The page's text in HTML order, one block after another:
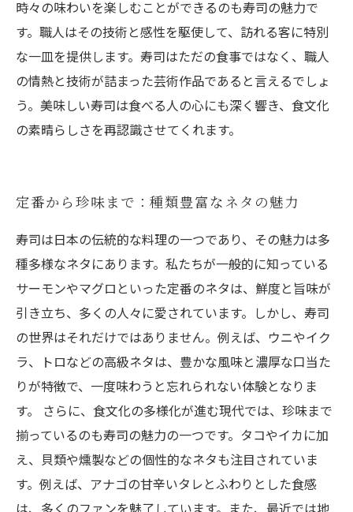
時々の味わいを楽しむことができるのも寿司の魅力で
す。職人はその技術と感性を駆使して、訪れる客に特別
な一皿を提供します。寿司はただの食事ではなく、職人
の情熱と技術が詰まった芸術作品であると言えるでしょ
う。美味しい寿司は食べる人の心にも深く響き、食文化
の素晴らしさを再認識させてくれます。
定番から珍味まで：種類豊富なネタの魅力
寿司は日本の伝統的な料理の一つであり、その魅力は多
種多様なネタにあります。私たちが一般的に知っている
サーモンやマグロといった定番のネタは、鮮度と旨味が
引き立ち、多くの人々に愛されています。しかし、寿司
の世界はそれだけではありません。例えば、ウニやイク
ラ、トロなどの高級ネタは、豊かな風味と濃厚な口当た
りが特徴で、一度味わうと忘れられない体験となりま
す。 さらに、食文化の多様化が進む現代では、珍味まで
揃っているのも寿司の魅力の一つです。タコやイカに加
え、貝類や燻製などの個性的なネタも注目されていま
す。例えば、アナゴの甘辛いタレとふわりとした食感
は、多くのファンを魅了しています。また、最近では地